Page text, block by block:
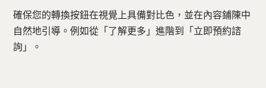
確保您的轉換按鈕在視覺上具備對比色，並在內容鋪陳中
自然地引導。例如從「了解更多」進階到「立即預約諮
詢」。